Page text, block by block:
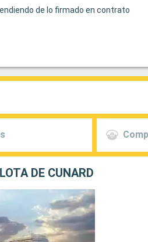
de lo firmado en contrato
DE CUNARD